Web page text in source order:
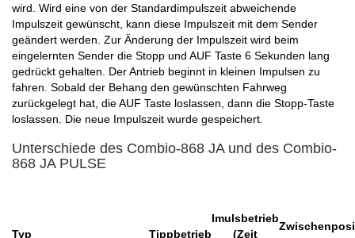
wird. Wird eine von der Standardimpulszeit abweichende
Impulszeit gewünscht, kann diese Impulszeit mit dem Sender
geändert werden. Zur Änderung der Impulszeit wird beim
eingelernten Sender die Stopp und AUF Taste 6 Sekunden lang
gedrückt gehalten. Der Antrieb beginnt in kleinen Impulsen zu
fahren. Sobald der Behang den gewünschten Fahrweg
zurückgelegt hat, die AUF Taste loslassen, dann die Stopp-Taste
loslassen. Die neue Impulszeit wurde gespeichert.
Unterschiede des Combio-868 JA und des Combio-
868 JA PULSE
Typ Tippbetrieb
Imulsbetrieb
(Zeit